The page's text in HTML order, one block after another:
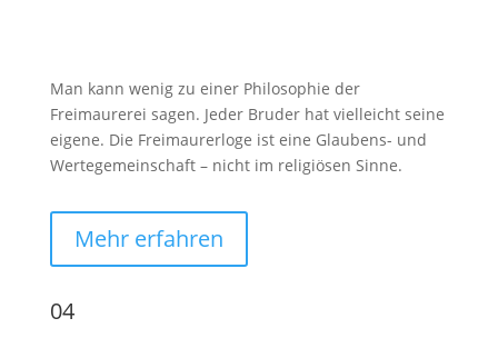
Man kann wenig zu einer Philosophie der
Freimaurerei sagen. Jeder Bruder hat vielleicht seine
eigene. Die Freimaurerloge ist eine Glaubens- und
Wertegemeinschaft – nicht im religiösen Sinne.
Mehr erfahren
04